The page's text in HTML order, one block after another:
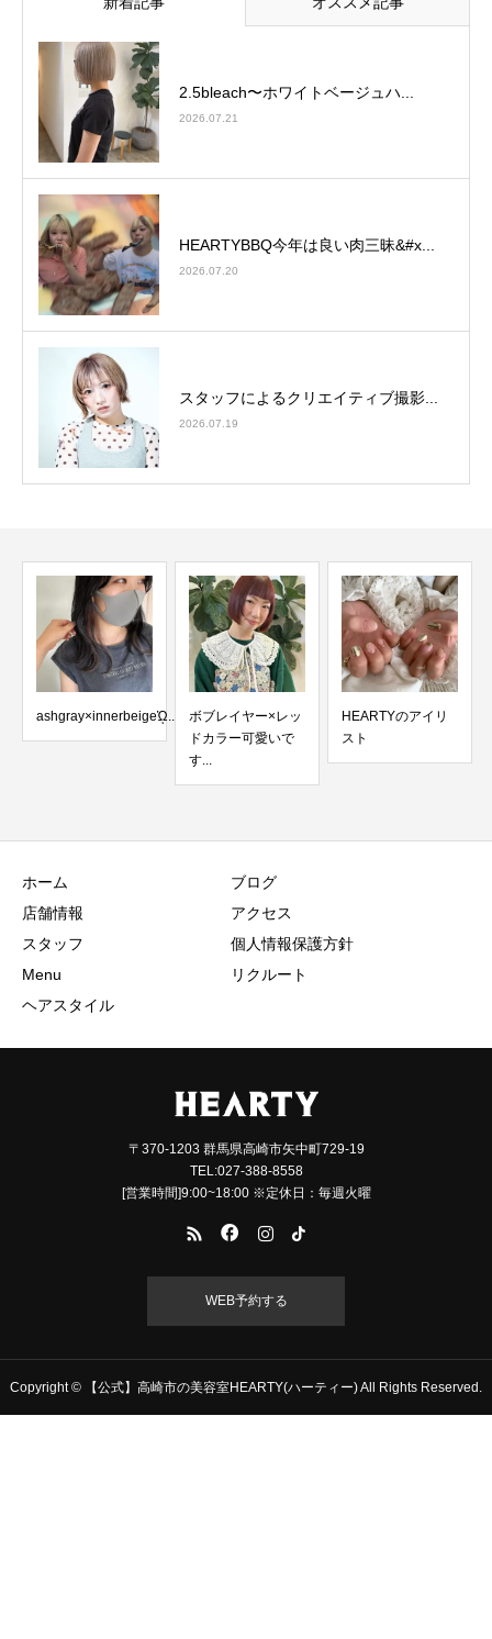
2.5bleach〜ホワイトベージュ⁡ハ...
2026.07.21
HEARTYBBQ今年は良い肉三昧&#x...
2026.07.20
スタッフによるクリエイティブ撮影...
2026.07.19
ashgray×innerbeigeᾩ...
ボブレイヤー×レッ
ドカラー可愛いで
す️...
HEARTYのアイリ
スト
ホーム
店舗情報
スタッフ
Menu
ヘアスタイル
ブログ
アクセス
個人情報保護方針
リクルート
〒370-1203 群馬県高崎市矢中町729-19
TEL:027-388-8558
[営業時間]9:00~18:00 ※定休日：毎週火曜
WEB予約する
Copyright © 【公式】高崎市の美容室HEARTY(ハーティー) All Rights Reserved.